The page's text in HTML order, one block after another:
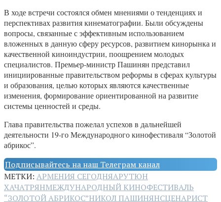
В ходе встречи состоялся обмен мнениями о тенденциях и
перспективах развития кинематографии. Были обсуждены
вопросы, связанные с эффективным использованием
вложенных в данную сферу ресурсов, развитием кинорынка и
качественной киноиндустрии, поощрением молодых
специалистов. Премьер-министр Пашинян представил
инициированные правительством реформы в сферах культуры
и образования, целью которых являются качественные
изменения, формирование ориентированной на развитие
системы ценностей и среды.
Глава правительства пожелал успехов в дальнейшей
деятельности 19-го Международного кинофестиваля “Золотой
абрикос”.
Подписывайтесь на наш Телеграм канал
МЕТКИ: АРМЕНИЯ СЕГОДНЯАРУТЮН
ХАЧАТРЯНМЕЖДУНАРОДНЫЙ КИНОФЕСТИВАЛЬ
“ЗОЛОТОЙ АБРИКОС”НИКОЛ ПАШИНЯНСЦЕНАРИСТ